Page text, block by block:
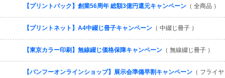
【プリントパック】創業56周年 総額3億円還元キャンペーン （ 全商品 ）
【プリントネット】A4中綴じ冊子キャンペーン （ 中綴じ冊子 ）
【東京カラー印刷】無線綴じ価格保障キャンペーン （ 無線綴じ冊子 ）
【バンフーオンラインショップ】展示会準備早割キャンペーン （ フライヤ